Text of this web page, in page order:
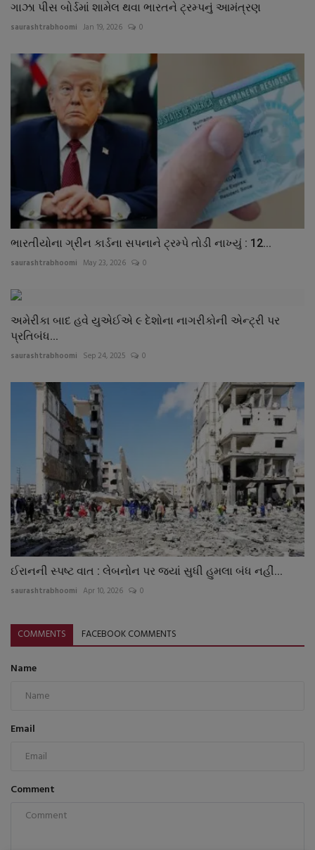
ગાઝા પીસ બોર્ડમાં શામેલ થવા ભારતને ટ્રમ્પનું આમંત્રણ
saurashtrabhoomi Jan 19, 2026 0
ભારતીયોના ગ્રીન કાર્ડના સપનાને ટ્રમ્પે તોડી નાખ્યું : 12...
saurashtrabhoomi May 23, 2026 0
અમેરીકા બાદ હવે યુએઈએ ૯ દેશોના નાગરીકોની એન્ટ્રી પર
પ્રતિબંધ...
saurashtrabhoomi Sep 24, 2025 0
ઈરાનની સ્પષ્ટ વાત : લેબનોન પર જ્યાં સુધી હુમલા બંધ નહીં...
saurashtrabhoomi Apr 10, 2026 0
COMMENTS FACEBOOK COMMENTS
Name
Email
Comment